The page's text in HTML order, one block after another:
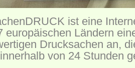
ist eine
europäischen Ländern
Drucksachen an,
innerhalb von 24 Stunden